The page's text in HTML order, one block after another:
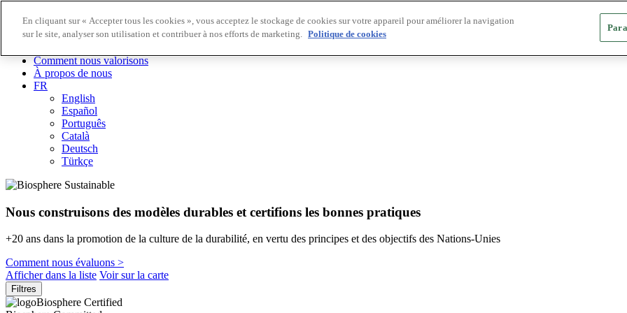
Destinations Biosphere
Comment nous valorisons
À propos de nous
FR
English
Español
Português
Català
Deutsch
Türkçe
Nous construisons des modèles durables et certifions les bonnes pratiques
+20 ans dans la promotion de la culture de la durabilité, en vertu des principes et des objectifs des Nations-Unies
Comment nous évaluons >
Afficher dans la liste Voir sur la carte
Filtres
Biosphere Certified
En cliquant sur « Accepter tous les cookies », vous acceptez le stockage de cookies sur votre appareil pour améliorer la navigation
sur le site, analyser son utilisation et contribuer à nos efforts de marketing. Politique de cookies